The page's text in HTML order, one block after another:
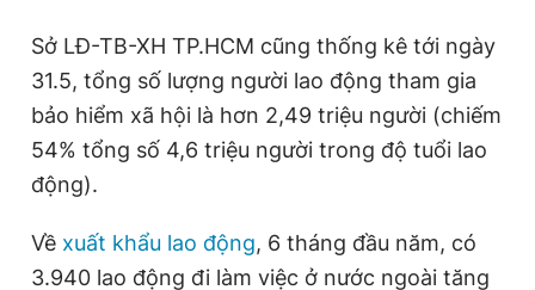
Sở LĐ-TB-XH TP.HCM cũng thống kê tới ngày
31.5, tổng số lượng người lao động tham gia
bảo hiểm xã hội là hơn 2,49 triệu người (chiếm
54% tổng số 4,6 triệu người trong độ tuổi lao
động).
Về xuất khẩu lao động, 6 tháng đầu năm, có
3.940 lao động đi làm việc ở nước ngoài tăng